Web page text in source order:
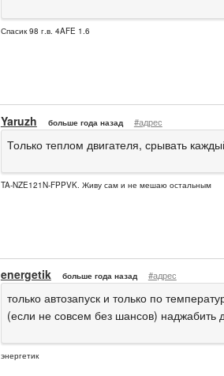
Спасик 98 г.в. 4AFE 1.6
Yaruzh больше года назад #адрес
Только теплом двигателя, срывать
TA-NZE121N-FPPVK. Живу сам и не мешаю остальным
energetik больше года назад #адрес
только автозапуск и только по
(если не совсем без шансов) наджабить
энергетик